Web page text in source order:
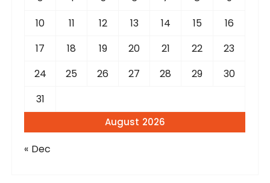
August 2026
10
11 12 13 14 15
16
17
18 19 20 21 22
23
24
25 26 27 28 29
30
31
« Dec